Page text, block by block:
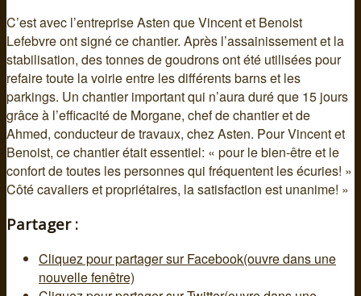
C’est avec l’entreprise Asten que Vincent et Benoist
Lefebvre ont signé ce chantier. Après l’assainissement et la
stabilisation, des tonnes de goudrons ont été utilisées pour
refaire toute la voirie entre les différents barns et les
parkings. Un chantier important qui n’aura duré que 15 jours
grâce à l’efficacité de Morgane, chef de chantier et de
Ahmed, conducteur de travaux, chez Asten. Pour Vincent et
Benoist, ce chantier était essentiel: « pour le bien-être et le
confort de toutes les personnes qui fréquentent les écuries! »
Côté cavaliers et propriétaires, la satisfaction est unanime! »
Partager :
Cliquez pour partager sur Facebook(ouvre dans une
nouvelle fenêtre)